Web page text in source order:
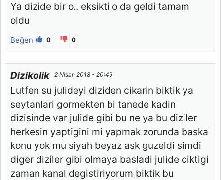
Ya dizide bir o.. eksikti o da geldi tamam
oldu
Beğen 0 0
Dizikolik 2 Nisan 2018 - 20:49
Lutfen su julideyi diziden cikarin biktik ya
seytanlari gormekten bi tanede kadin
dizisinde var julide gibi bu ne ya bu diziler
herkesin yaptigini mi yapmak zorunda baska
konu yok mu siyah beyaz ask guzeldi simdi
diger diziler gibi olmaya basladi julide ciktigi
zaman kanal degistiriyorum biktik bu